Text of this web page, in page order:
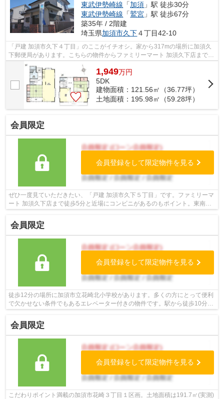
東武伊勢崎線 「加須 」駅 徒歩30分
東武伊勢崎線 「鷲宮 」駅 徒歩67分
築35年 / 2階建
埼玉県加須市久下４丁目42-10
「戸建 加須市久下４丁目」のここがイチオシ。家から317mの場所に加須久
下郵便局があります。こちらの物件からファミリーマート 加須久下店まで
404mです。前面道路と高低差がない形状...
1,949万円
5DK
建物面積：121.56㎡（36.77坪）
土地面積：195.98㎡（59.28坪）
会員限定
会員登録をして限定物件を見る
ぜひ一度見ていただきたい、「戸建 加須市久下５丁目」です。ファミリーマ
ート 加須久下店まで徒歩5分と近場にコンビニがあるのもポイント。東南側
会員限定
会員登録をして限定物件を見る
徒歩12分の場所に加須市立花崎北小学校があります。多くの方にとって便利
で欠かせない条件でもあるエレベーター付きの物件です。駅から徒歩10分圏
会員限定
会員登録をして限定物件を見る
こだわりポイント満載の加須市花崎３丁目１区画。土地面積は191.7㎡(実測)